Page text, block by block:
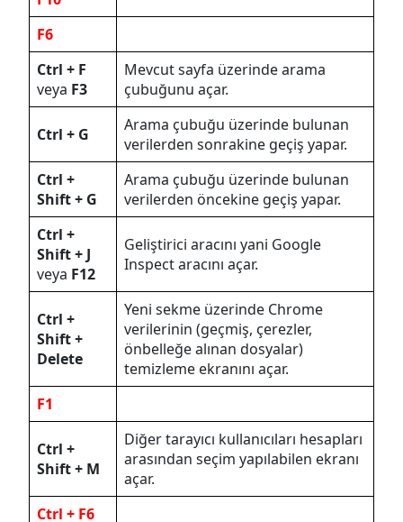
F6
Ctrl + F
veya F3
Mevcut sayfa üzerinde arama
çubuğunu açar.
Ctrl + G
Arama çubuğu üzerinde bulunan
verilerden sonrakine geçiş yapar.
Ctrl +
Shift + G
Arama çubuğu üzerinde bulunan
verilerden öncekine geçiş yapar.
Ctrl +
Shift + J
veya F12
Geliştirici aracını yani Google
Inspect aracını açar.
Ctrl +
Shift +
Delete
Yeni sekme üzerinde Chrome
verilerinin (geçmiş, çerezler,
önbelleğe alınan dosyalar)
temizleme ekranını açar.
F1
Ctrl +
Shift + M
Diğer tarayıcı kullanıcıları hesapları
arasından seçim yapılabilen ekranı
açar.
Ctrl + F6